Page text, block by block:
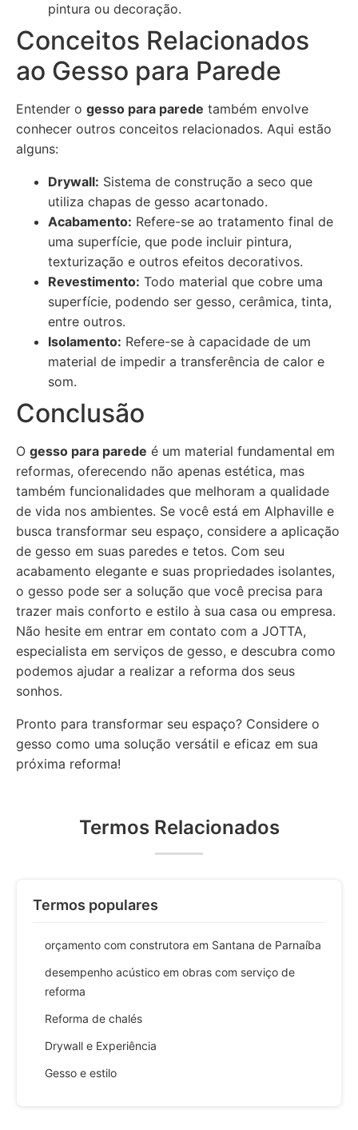
pintura ou decoração.
Conceitos Relacionados
ao Gesso para Parede
Entender o gesso para parede também envolve
conhecer outros conceitos relacionados. Aqui estão
alguns:
Drywall: Sistema de construção a seco que
utiliza chapas de gesso acartonado.
Acabamento: Refere-se ao tratamento final de
uma superfície, que pode incluir pintura,
texturização e outros efeitos decorativos.
Revestimento: Todo material que cobre uma
superfície, podendo ser gesso, cerâmica, tinta,
entre outros.
Isolamento: Refere-se à capacidade de um
material de impedir a transferência de calor e
som.
Conclusão
O gesso para parede é um material fundamental em
reformas, oferecendo não apenas estética, mas
também funcionalidades que melhoram a qualidade
de vida nos ambientes. Se você está em Alphaville e
busca transformar seu espaço, considere a aplicação
de gesso em suas paredes e tetos. Com seu
acabamento elegante e suas propriedades isolantes,
o gesso pode ser a solução que você precisa para
trazer mais conforto e estilo à sua casa ou empresa.
Não hesite em entrar em contato com a JOTTA,
especialista em serviços de gesso, e descubra como
podemos ajudar a realizar a reforma dos seus
sonhos.
Pronto para transformar seu espaço? Considere o
gesso como uma solução versátil e eficaz em sua
próxima reforma!
Termos Relacionados
Termos populares
orçamento com construtora em Santana de Parnaíba
desempenho acústico em obras com serviço de
reforma
Reforma de chalés
Drywall e Experiência
Gesso e estilo